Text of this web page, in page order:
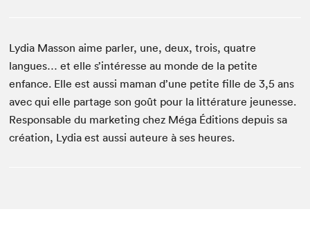
Lydia Masson aime parler, une, deux, trois, quatre
langues… et elle s’intéresse au monde de la petite
enfance. Elle est aussi maman d’une petite fille de 3,5 ans
avec qui elle partage son goût pour la littérature jeunesse.
Responsable du marketing chez Méga Éditions depuis sa
création, Lydia est aussi auteure à ses heures.